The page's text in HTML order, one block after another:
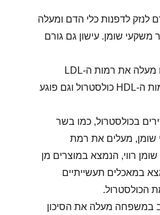
לנזק לדפנות כלי הדם ומעלה
שומן. עישון גם גורם
סוכרת- סוכר גבוה בדם מעלה את רמות ה-LDL
כולסטרול, מוריד את רמות ה-HDL כולסטרול וגם פוגע
בכולסטרול, כמו בשר
שומן, מעלים את רמת
רווי, הנמצא במוצרים מן
במאכלים תעשייתיים
הכולסטרול.
במשפחה מעלה את הסיכון